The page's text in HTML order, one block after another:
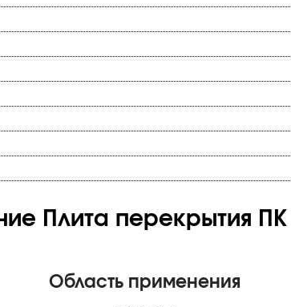
Плита перекрытия ПК
Область применения